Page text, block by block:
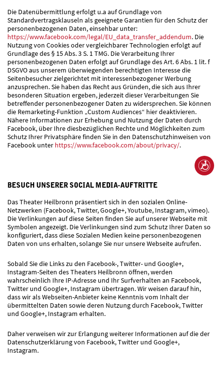
Die Datenübermittlung erfolgt u.a auf Grundlage von
Standardvertragsklauseln als geeignete Garantien für den Schutz der
personenbezogenen Daten, einsehbar unter:
https://www.facebook.com/legal/EU_data_transfer_addendum. Die
Nutzung von Cookies oder vergleichbarer Technologien erfolgt auf
Grundlage des § 15 Abs. 3 S. 1 TMG. Die Verarbeitung Ihrer
personenbezogenen Daten erfolgt auf Grundlage des Art. 6 Abs. 1 lit. f
DSGVO aus unserem überwiegenden berechtigten Interesse die
Seitenbesucher zielgerichtet mit interessenbezogener Werbung
anzusprechen. Sie haben das Recht aus Gründen, die sich aus Ihrer
besonderen Situation ergeben, jederzeit dieser Verarbeitungen Sie
betreffender personenbezogener Daten zu widersprechen. Sie können
die Remarketing-Funktion „Custom Audiences“ hier deaktivieren.
Nähere Informationen zur Erhebung und Nutzung der Daten durch
Facebook, über Ihre diesbezüglichen Rechte und Möglichkeiten zum
Schutz Ihrer Privatsphäre finden Sie in den Datenschutzhinweisen von
Facebook unter https://www.facebook.com/about/privacy/.
BESUCH UNSERER SOCIAL MEDIA-AUFTRITTE
Das Theater Heilbronn präsentiert sich in den sozialen Online-
Netzwerken (Facebook, Twitter, Google+, Youtube, Instagram, vimeo).
Die Verlinkungen auf diese Seiten finden Sie auf unserer Webseite mit
Symbolen angezeigt. Die Verlinkungen sind zum Schutz Ihrer Daten so
konfiguriert, dass diese Sozialen Medien keine personenbezogenen
Daten von uns erhalten, solange Sie nur unsere Webseite aufrufen.
Sobald Sie die Links zu den Facebook-, Twitter- und Google+,
Instagram-Seiten des Theaters Heilbronn öffnen, werden
wahrscheinlich Ihre IP-Adresse und Ihr Surfverhalten an Facebook,
Twitter und Google+, Instagram übertragen. Wir weisen darauf hin,
dass wir als Webseiten-Anbieter keine Kenntnis vom Inhalt der
übermittelten Daten sowie deren Nutzung durch Facebook, Twitter
und Google+, Instagram erhalten.
Daher verweisen wir zur Erlangung weiterer Informationen auf die der
Datenschutzerklärung von Facebook, Twitter und Google+,
Instagram.